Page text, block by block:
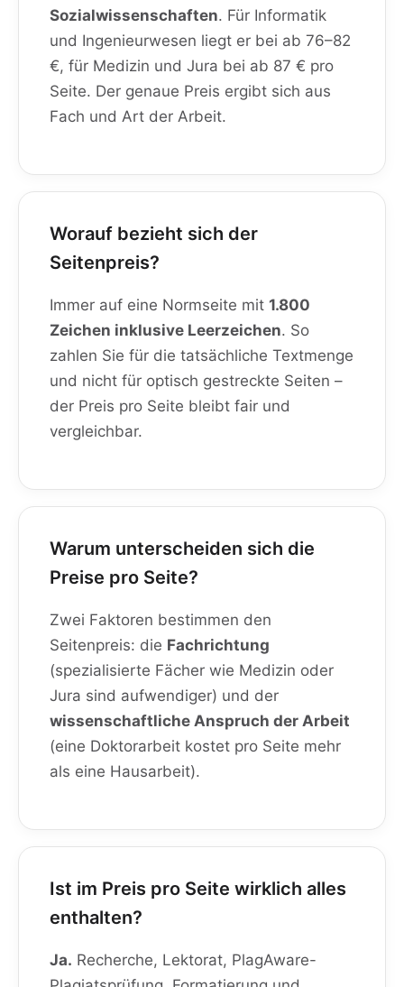
Sozialwissenschaften. Für Informatik
und Ingenieurwesen liegt er bei ab 76–82
€, für Medizin und Jura bei ab 87 € pro
Seite. Der genaue Preis ergibt sich aus
Fach und Art der Arbeit.
Worauf bezieht sich der
Seitenpreis?
Immer auf eine Normseite mit 1.800
Zeichen inklusive Leerzeichen. So
zahlen Sie für die tatsächliche Textmenge
und nicht für optisch gestreckte Seiten –
der Preis pro Seite bleibt fair und
vergleichbar.
Warum unterscheiden sich die
Preise pro Seite?
Zwei Faktoren bestimmen den
Seitenpreis: die Fachrichtung
(spezialisierte Fächer wie Medizin oder
Jura sind aufwendiger) und der
wissenschaftliche Anspruch der Arbeit
(eine Doktorarbeit kostet pro Seite mehr
als eine Hausarbeit).
Ist im Preis pro Seite wirklich alles
enthalten?
Ja. Recherche, Lektorat, PlagAware-